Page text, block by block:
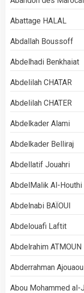
Abattage HALAL
Abdallah Boussoff
Abdelhadi Benkhaiat
Abdelilah CHATAR
Abdelilah CHATER
Abdelkader Alami
Abdelkader Belliraj
Abdellatif Jouahri
AbdelMalik Al-Houthi
Abdelnabi BAÏOUI
Abdelouafi Laftit
Abdelrahim ATMOUN
Abderrahman Ajouaou
Abou Mohammed al-